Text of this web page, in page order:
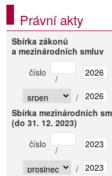
Právní akty
Sbírka zákonů
a mezinárodních smluv
číslo
/
/
Sbírka mezinárodních
(do 31. 12. 2023)
číslo
/
/